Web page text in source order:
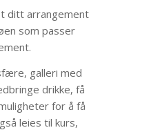
ditt arrangement
som passer
galleri med
drikke, få
for å få
leies til kurs,